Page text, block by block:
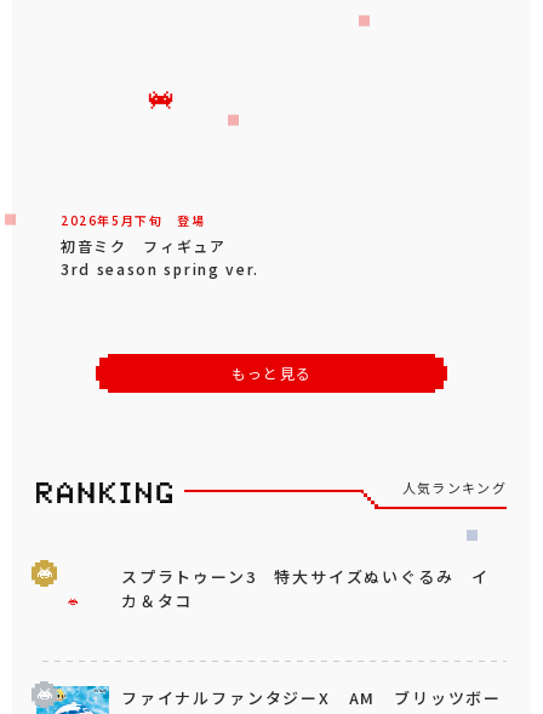
2026年5 月下旬 登場
初音ミク フィギュア
3rd season spring ver.
もっと見る
人気ランキング
スプラトゥーン3 特大サイズぬいぐるみ イ
カ＆タコ
ファイナルファンタジーX AM ブリッツボー